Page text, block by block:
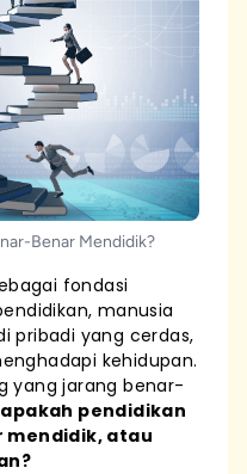
Benar Mendidik?
fondasi
manusia
pribadi yang cerdas,
kehidupan.
yang jarang benar-
apakah pendidikan
atau